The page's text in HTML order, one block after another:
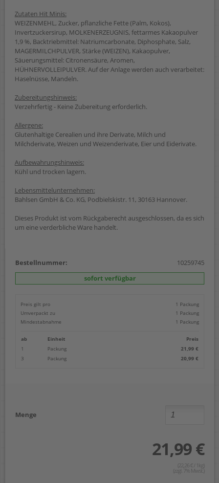
Zutaten Hit Minis:
WEIZENMEHL, Zucker, pflanzliche Fette (Palm, Kokos),
Invertzuckersirup, MOLKENERZEUGNIS, fettarmes Kakaopulver
1,9 %, Backtriebmittel: Natriumcarbonate, Diphosphate, Salz,
MAGERMILCHPULVER, Stärke (WEIZEN), Kakaopulver,
Säuerungsmittel: Citronensäure, Aromen,
HÜHNERVOLLEIPULVER. Auf der Anlage werden auch verarbeitet:
Haselnüsse, Mandeln.
Zubereitungshinweis:
Verzehrfertig - Keine Zubereitung erforderlich.
Allergene:
Glutenhaltige Cerealien und ihre Derivate, Milch und
Milchderivate, Weizen und Weizenderivate, Eier und Eiderivate.
Aufbewahrungshinweis:
Kühl und trocken lagern.
Lebensmittelunternehmen:
Bahlsen GmbH & Co. KG, Podbielskistr. 11, 30163 Hannover.
Dieses Produkt ist vom Rückgaberecht ausgeschlossen, da es sich
um eine verderbliche Ware handelt.
Bestellnummer:
10259745
sofort verfügbar
Preis gilt pro
1 Packung
Umverpackt zu
1 Packung
Mindestabnahme
1 Packung
ab Einheit
Preis
1
Packung
21,99 €
3
Packung 20,99 €
Menge
21,99 €
(22,26 € / 1kg)
(zzgl. 7% Mwst.)